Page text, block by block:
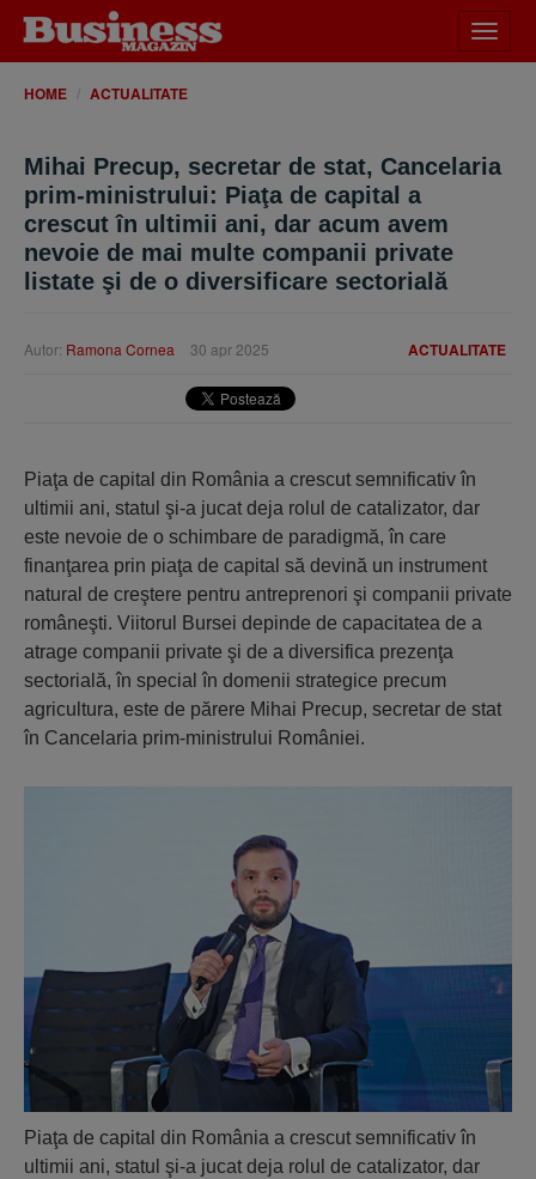
meniu
HOME ACTUALITATE
Mihai Precup, secretar de stat, Cancelaria
prim-ministrului: Piaţa de capital a
crescut în ultimii ani, dar acum avem
nevoie de mai multe companii private
listate şi de o diversificare sectorială
ACTUALITATE
Autor: Ramona Cornea 30 apr 2025
Piaţa de capital din România a crescut semnificativ în
ultimii ani, statul şi-a jucat deja rolul de catalizator, dar
este nevoie de o schimbare de paradigmă, în care
finanţarea prin piaţa de capital să devină un instrument
natural de creştere pentru antreprenori şi companii private
româneşti. Viitorul Bursei depinde de capacitatea de a
atrage companii private şi de a diversifica prezenţa
sectorială, în special în domenii strategice precum
agricultura, este de părere Mihai Precup, secretar de stat
în Cancelaria prim-ministrului României.
Piaţa de capital din România a crescut semnificativ în
ultimii ani, statul şi-a jucat deja rolul de catalizator, dar